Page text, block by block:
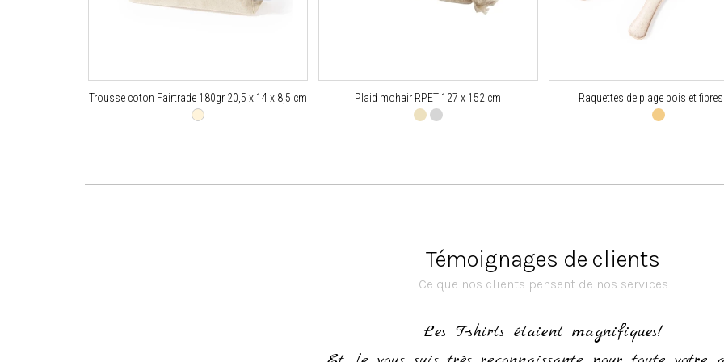
Trousse coton Fairtrade 180gr 20,5 x 14 x 8,5 cm Plaid mohair RPET 127 x 152 cm Raquettes de plage bois et
Témoignages de clients
Ce que nos clients pensent de nos services
Les T-shirts étaient magnifiques!